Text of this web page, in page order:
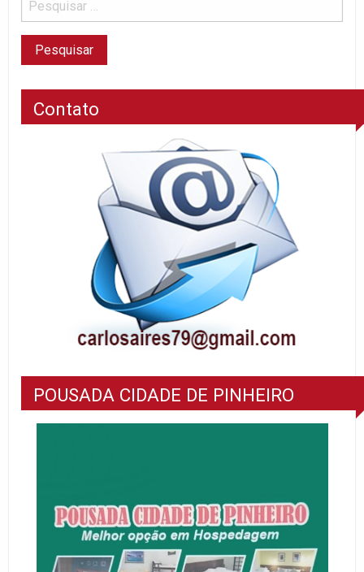
Contato
POUSADA CIDADE DE PINHEIRO